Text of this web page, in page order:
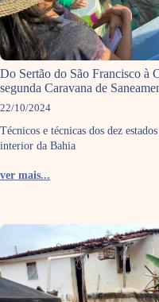
Do Sertão do São Francisco à
segunda Caravana de
22/10/2024
Técnicos e técnicas dos dez
interior da Bahia
ver mais...